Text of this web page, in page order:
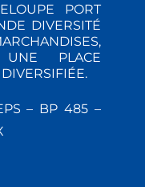
PORT
DIVERSITÉ
PLACE
– BP 485 –